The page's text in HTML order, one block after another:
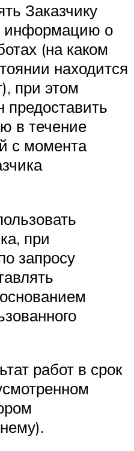
Заказчику
информацию о
(на каком
находится
при этом
в течение
с момента
при
запросу
работ в срок